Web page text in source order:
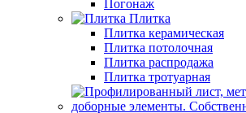
Погонаж
Плитка
Плитка керамическая
Плитка потолочная
Плитка распродажа
Плитка тротуарная